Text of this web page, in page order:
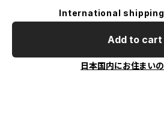
International
Add to cart
日本国内にお住まい